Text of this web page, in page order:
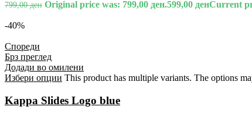
799,00ден Original price was: 799,00 ден.599,00 денCurrent
-40%
Спореди
Брз преглед
Додади во омилени
Избери опции This product has multiple variants. The options
Kappa Slides Logo blue